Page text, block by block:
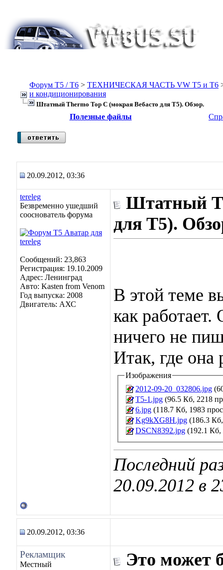
Форум Т5 / T6 > ТЕХНИЧЕСКАЯ ЧАСТЬ VW T5 и T6
и кондиционирования
Штатный Thermo Top C (мокрая Вебасто для Т5). Обзор.
Полезные файлы
20.09.2012, 03:36
tereleg
Безвременно ушедший
сооснователь форума
Сообщений: 23,863
Регистрация: 19.10.2009
Адрес: Ленинград
Авто: Kasten from Venom
Год выпуска: 2008
Двигатель: АХС
Штатный
для Т5).
В этой теме
как
ничего не
Итак, где она
Изображения
2012-09-20_032806.jpg
Т5-1.jpg (96.5 Кб, 2218
6.jpg (118.7 Кб, 1983
Kg9kXG8H.jpg (186.3
DSCN8392.jpg (192.1 Кб,
Последний
20.09.2012 в
20.09.2012, 03:36
Рекламщик
Местный Это может